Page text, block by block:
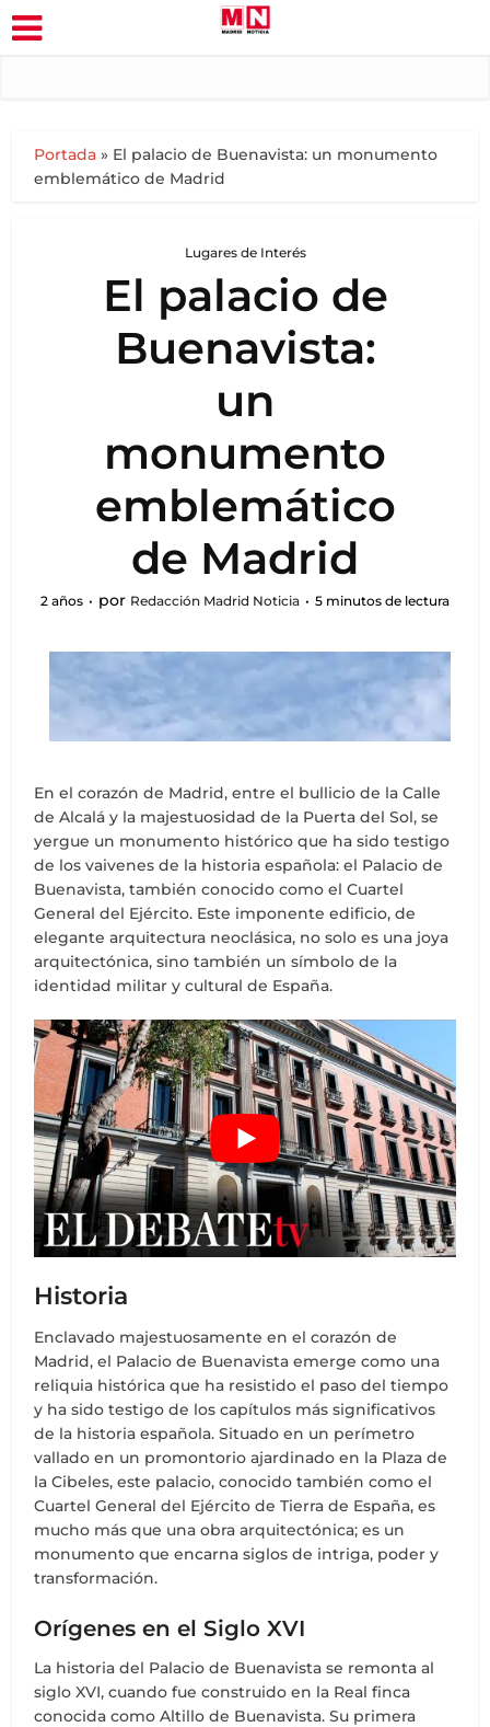
Portada » El palacio de Buenavista: un monumento
emblemático de Madrid
Lugares de Interés
El palacio de
Buenavista:
un
monumento
emblemático
de Madrid
2 años por Redacción Madrid Noticia 5 minutos de lectura
En el corazón de Madrid, entre el bullicio de la Calle
de Alcalá y la majestuosidad de la Puerta del Sol, se
yergue un monumento histórico que ha sido testigo
de los vaivenes de la historia española: el Palacio de
Buenavista, también conocido como el Cuartel
General del Ejército. Este imponente edificio, de
elegante arquitectura neoclásica, no solo es una joya
arquitectónica, sino también un símbolo de la
identidad militar y cultural de España.
Historia
Enclavado majestuosamente en el corazón de
Madrid, el Palacio de Buenavista emerge como una
reliquia histórica que ha resistido el paso del tiempo
y ha sido testigo de los capítulos más significativos
de la historia española. Situado en un perímetro
vallado en un promontorio ajardinado en la Plaza de
la Cibeles, este palacio, conocido también como el
Cuartel General del Ejército de Tierra de España, es
mucho más que una obra arquitectónica; es un
monumento que encarna siglos de intriga, poder y
transformación.
Orígenes en el Siglo XVI
La historia del Palacio de Buenavista se remonta al
siglo XVI, cuando fue construido en la Real finca
conocida como Altillo de Buenavista. Su primera